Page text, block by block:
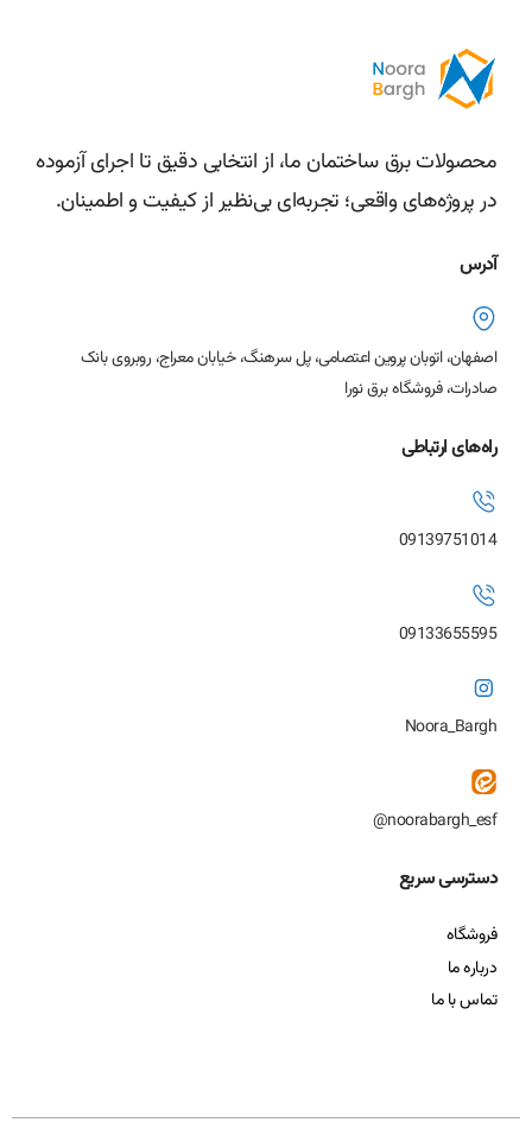
محصولات برق ساختمان ما، از انتخابی دقیق تا اجرای آزموده
در پروژه‌های واقعی؛ تجربه‌ای بی‌نظیر از کیفیت و اطمینان.
آدرس
اصفهان، اتوبان پروین اعتصامی، پل سرهنگ، خیابان معراج، روبروی بانک
صادرات، فروشگاه برق نورا
راه‌های ارتباطی
09139751014
09133655595
Noora_Bargh
noorabargh_esf@
دسترسی سریع
فروشگاه
درباره ما
تماس با ما